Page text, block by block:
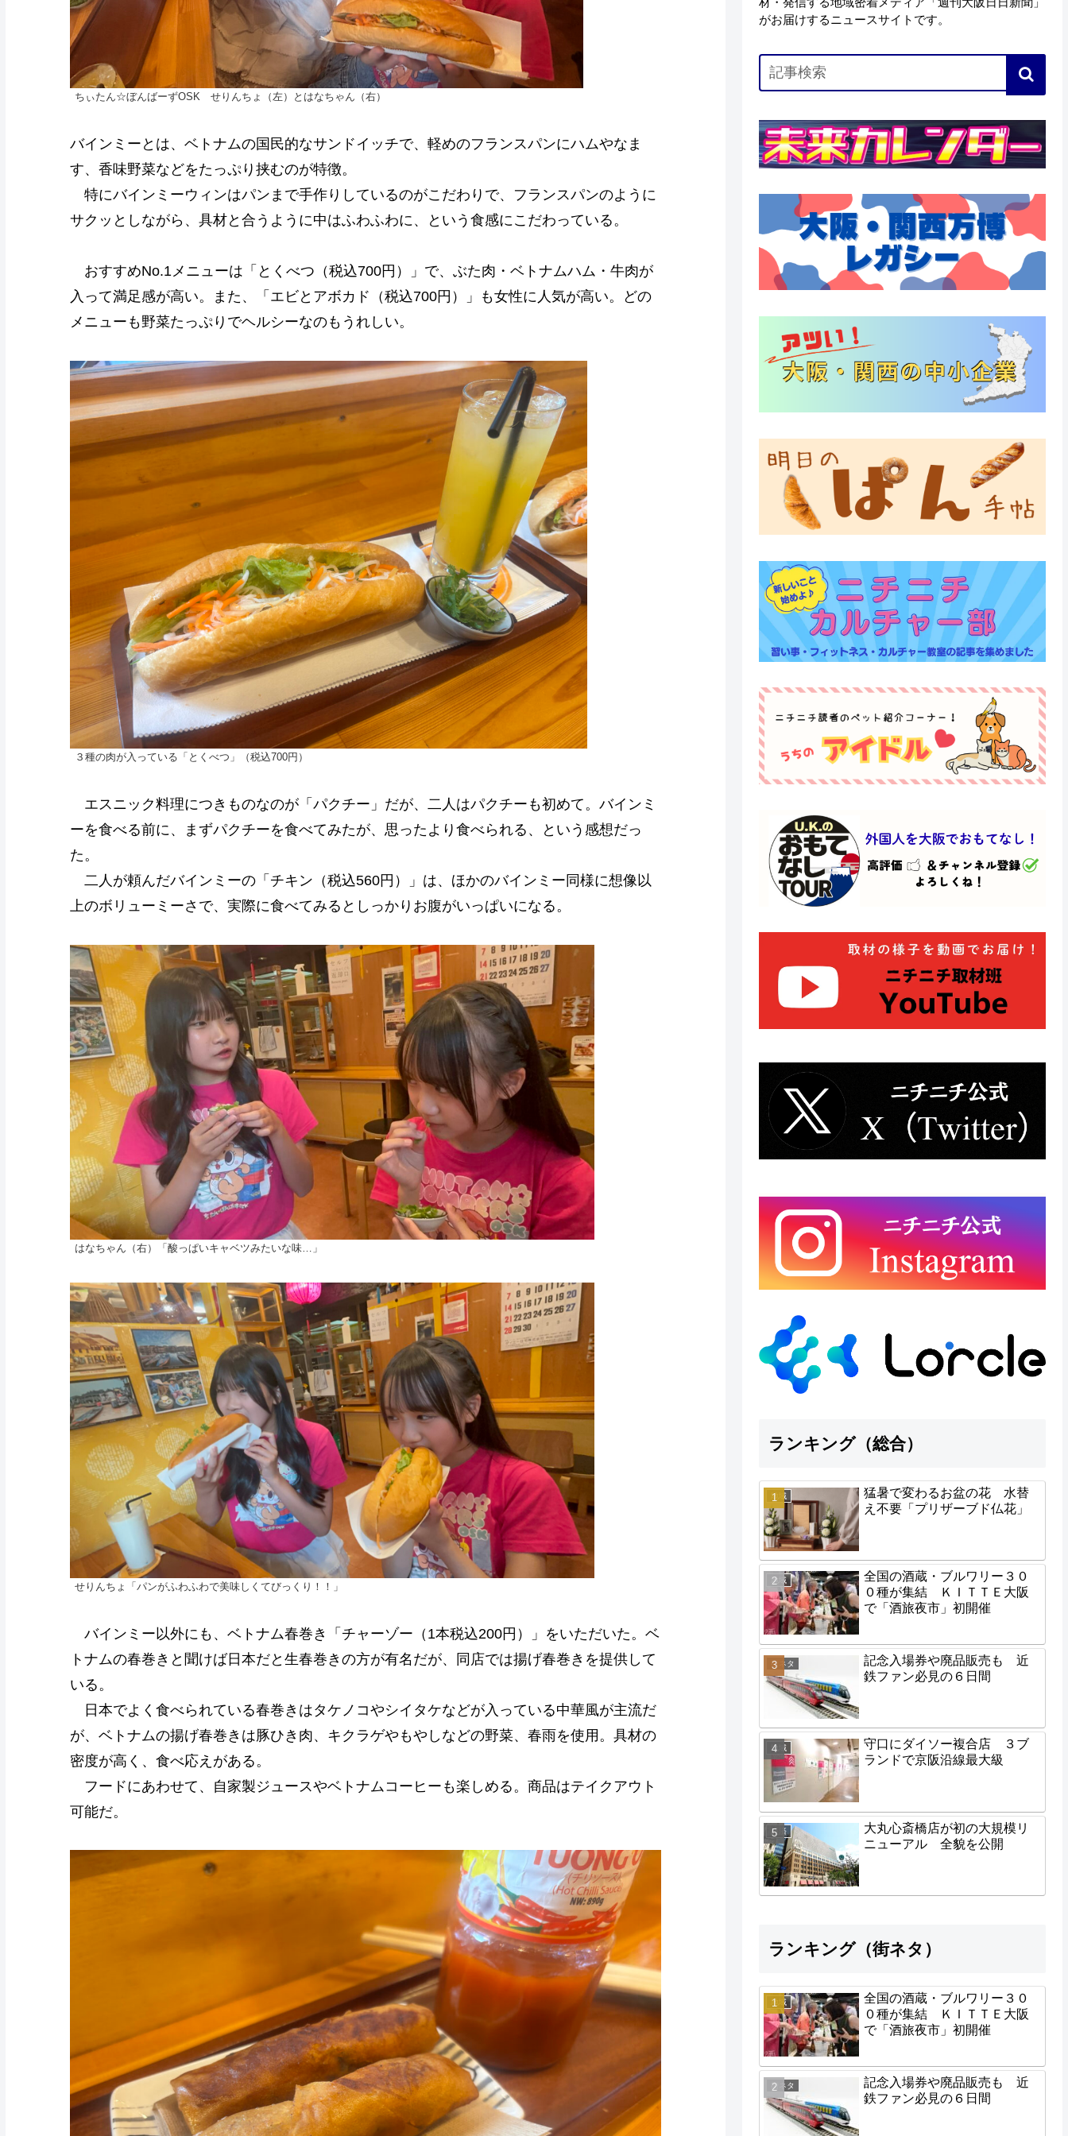
ちぃたん☆ぼんばーずOSK せりんちょ（左）とはなちゃん（右）
バインミーとは、ベトナムの国民的なサンドイッチで、軽めのフランスパンにハムやなま
す、香味野菜などをたっぷり挟むのが特徴。
特にバインミーウィンはパンまで手作りしているのがこだわりで、フランスパンのように
サクッとしながら、具材と合うように中はふわふわに、という食感にこだわっている。
おすすめNo.1メニューは「とくべつ（税込700円）」で、ぶた⾁・ベトナムハム・⽜⾁が
入って満足感が高い。また、「エビとアボカド（税込700円）」も女性に人気が高い。どの
メニューも野菜たっぷりでヘルシーなのもうれしい。
３種の肉が入っている「とくべつ」（税込700円）
エスニック料理につきものなのが「パクチー」だが、二人はパクチーも初めて。バインミ
ーを食べる前に、まずパクチーを食べてみたが、思ったより食べられる、という感想だっ
た。
二人が頼んだバインミーの「チキン（税込560円）」は、ほかのバインミー同様に想像以
上のボリューミーさで、実際に食べてみるとしっかりお腹がいっぱいになる。
はなちゃん（右）「酸っぱいキャベツみたいな味…」
せりんちょ「パンがふわふわで美味しくてびっくり！！」
バインミー以外にも、ベトナム春巻き「チャーゾー（1本税込200円）」をいただいた。ベ
トナムの春巻きと聞けば日本だと生春巻きの方が有名だが、同店では揚げ春巻きを提供して
いる。
日本でよく食べられている春巻きはタケノコやシイタケなどが入っている中華風が主流だ
が、ベトナムの揚げ春巻きは豚ひき肉、キクラゲやもやしなどの野菜、春雨を使用。具材の
密度が高く、食べ応えがある。
フードにあわせて、自家製ジュースやベトナムコーヒーも楽しめる。商品はテイクアウト
可能だ。
がお届けするニュースサイトです。
ランキング（総合）
地域
猛暑で変わるお盆の花 水替
え不要「プリザーブド仏花」
地域
全国の酒蔵・ブルワリー３０
０種が集結 ＫＩＴＴＥ大阪
で「酒旅夜市」初開催
街ネタ
記念入場券や廃品販売も 近
鉄ファン必見の６日間
地域
守口にダイソー複合店 ３ブ
ランドで京阪沿線最大級
経済
大丸心斎橋店が初の大規模リ
ニューアル 全貌を公開
ランキング（街ネタ）
地域
全国の酒蔵・ブルワリー３０
０種が集結 ＫＩＴＴＥ大阪
で「酒旅夜市」初開催
街ネタ
記念入場券や廃品販売も 近
鉄ファン必見の６日間